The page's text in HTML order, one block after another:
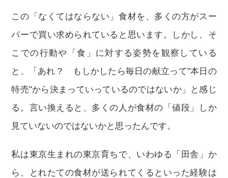
この「なくてはならない」食材を、多くの方がスー
パーで買い求められていると思います。しかし、そ
こでの行動や「食」に対する姿勢を観察している
と、「あれ？ もしかしたら毎日の献立って"本日の
特売"から決まっていっているのではないか」と感じ
る。言い換えると、多くの人が食材の「値段」しか
見ていないのではないかと思ったんです。
私は東京生まれの東京育ちで、いわゆる「田舎」か
ら、とれたての食材が送られてくるといった経験は